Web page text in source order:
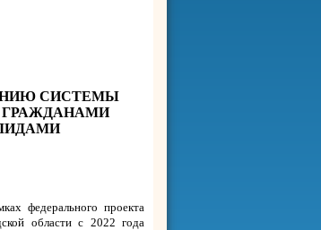
СИСТЕМЫ
ГРАЖДАНАМИ
федерального проекта
области с 2022 года